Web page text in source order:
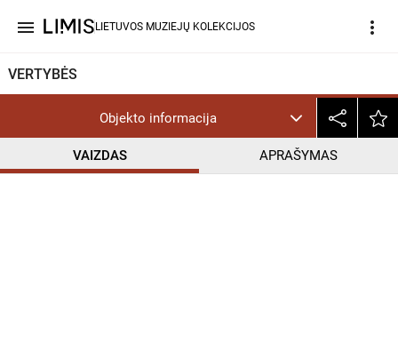
menu LIETUVOS MUZIEJŲ KOLEKCIJOS more_vert
VERTYBĖS
Objekto informacija
VAIZDAS APRAŠYMAS